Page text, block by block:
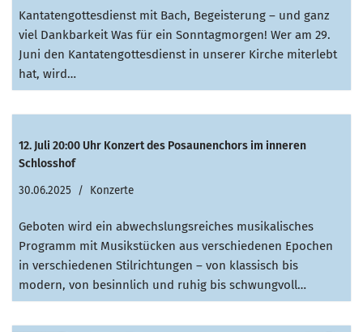
Kantatengottesdienst mit Bach, Begeisterung – und ganz
viel Dankbarkeit Was für ein Sonntagmorgen! Wer am 29.
Juni den Kantatengottesdienst in unserer Kirche miterlebt
hat, wird…
12. Juli 20:00 Uhr Konzert des Posaunenchors im inneren
Schlosshof
30.06.2025
Konzerte
Geboten wird ein abwechslungsreiches musikalisches
Programm mit Musikstücken aus verschiedenen Epochen
in verschiedenen Stilrichtungen – von klassisch bis
modern, von besinnlich und ruhig bis schwungvoll…